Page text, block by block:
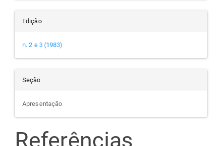
Edição
n. 2 e 3 (1983)
Seção
Apresentação
Referências